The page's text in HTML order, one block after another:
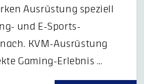
Ausrüstung speziell
und E-Sports-
KVM-Ausrüstung
Gaming-Erlebnis …